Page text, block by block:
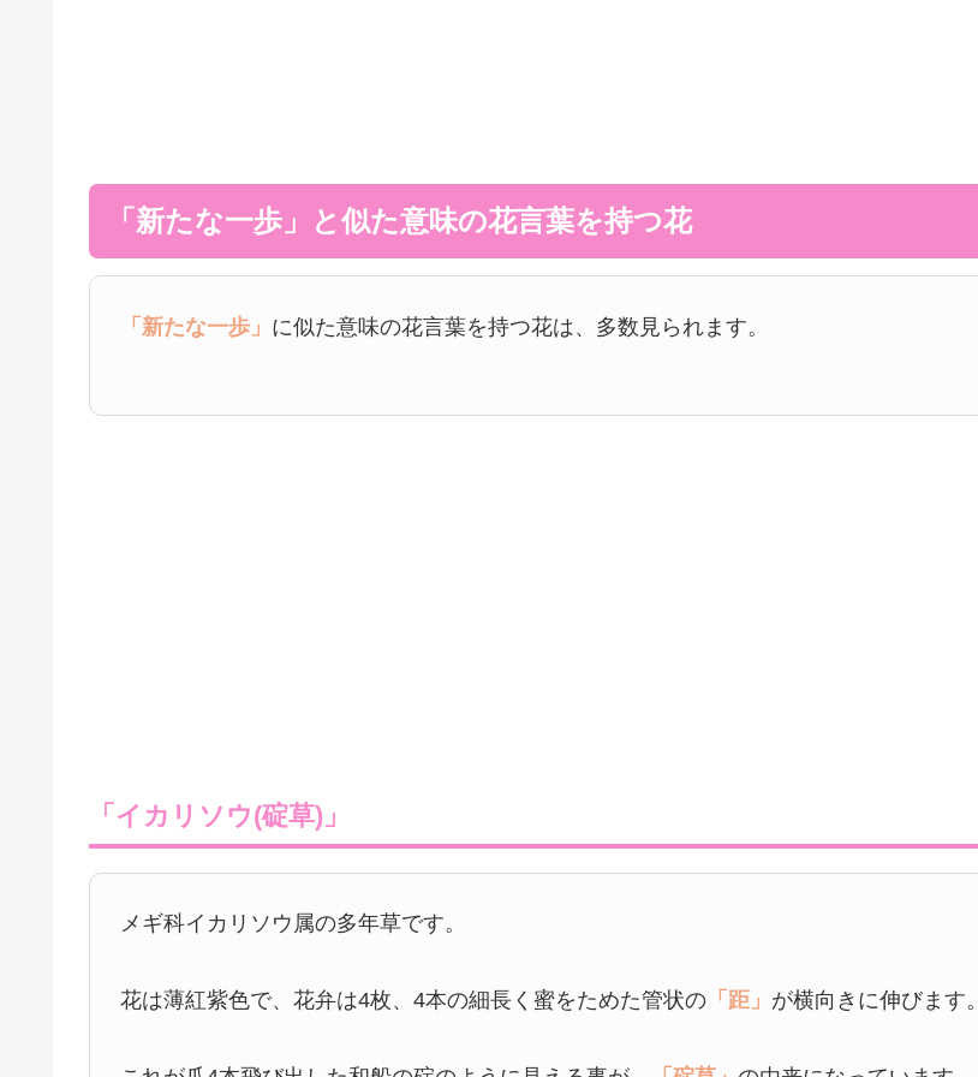
「新たな一歩」と似た意味の花言葉を持つ花
「新たな一歩」 に似た意味の花言葉を持つ花は、多数見られます。
「イカリソウ(碇草)」
メギ科イカリソウ属の多年草です。
花は薄紅紫色で、花弁は4枚、4本の細長く蜜をためた管状の 「距」 が横向きに伸びます。